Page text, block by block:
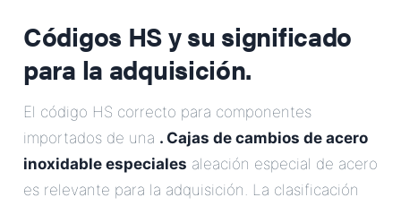
Códigos HS y su significado
para la adquisición.
El código HS correcto para componentes
importados de una . Cajas de cambios de acero
inoxidable especiales aleación especial de acero
es relevante para la adquisición. La clasificación